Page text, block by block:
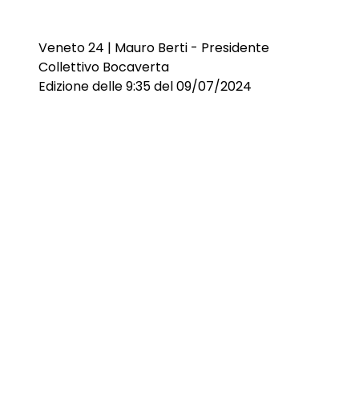
Veneto 24 | Mauro Berti - Presidente
Collettivo Bocaverta
Edizione delle 9:35 del 09/07/2024